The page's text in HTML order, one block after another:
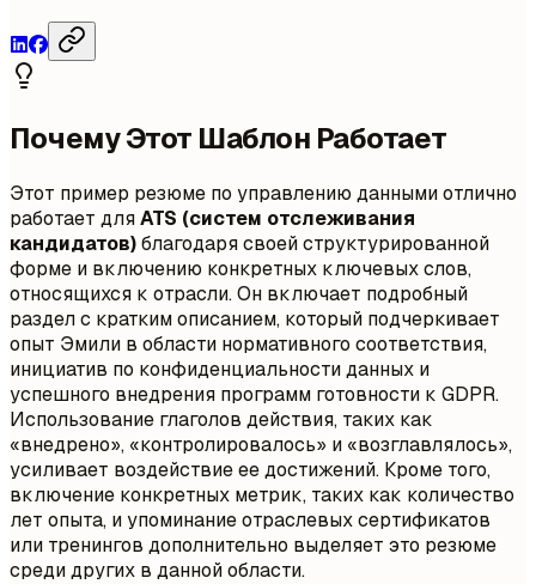
Почему Этот Шаблон Работает
Этот пример резюме по управлению данными отлично
работает дляATS (систем отслеживания
кандидатов)благодаря своей структурированной
форме и включению конкретных ключевых слов,
относящихся к отрасли. Он включает подробный
раздел с кратким описанием, который подчеркивает
опыт Эмили в области нормативного соответствия,
инициатив по конфиденциальности данных и
успешного внедрения программ готовности к GDPR.
Использование глаголов действия, таких как
«внедрено», «контролировалось» и «возглавлялось»,
усиливает воздействие ее достижений. Кроме того,
включение конкретных метрик, таких как количество
лет опыта, и упоминание отраслевых сертификатов
или тренингов дополнительно выделяет это резюме
среди других в данной области.